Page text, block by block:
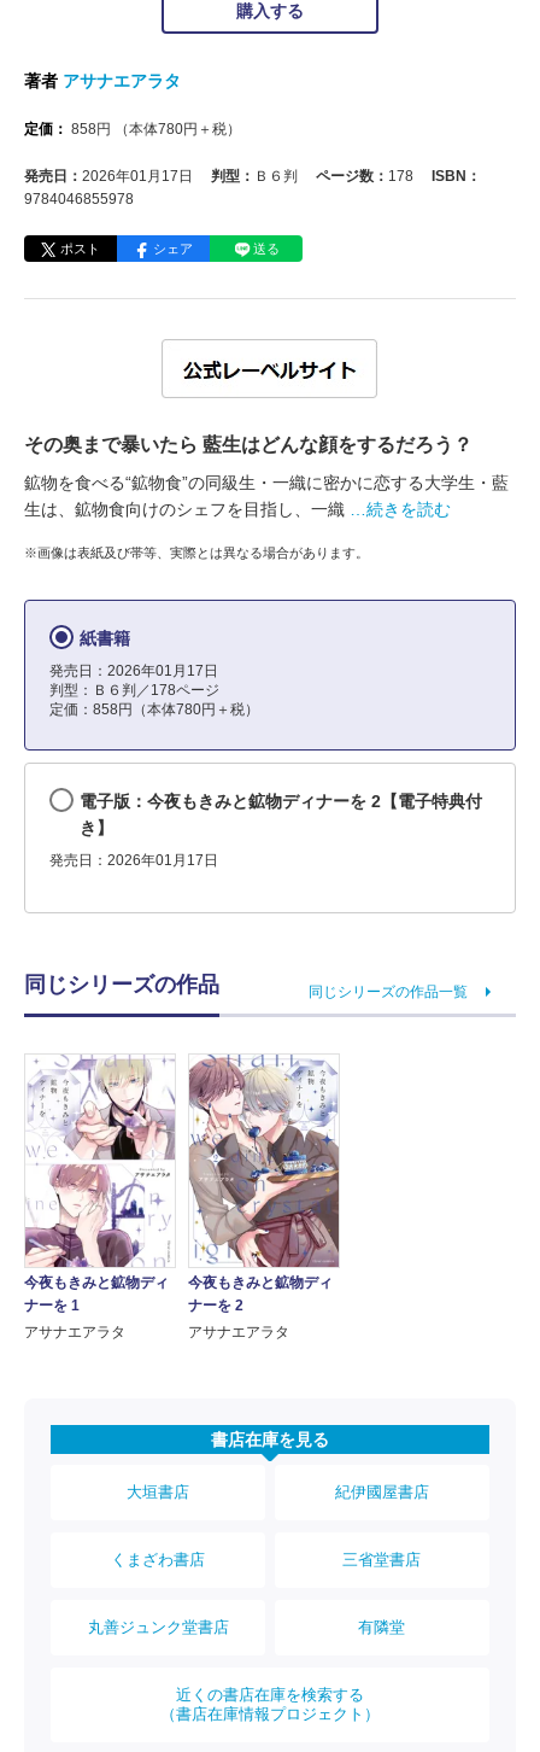
購入する
著者 アサナエアラタ
定価： 858円 （本体780円＋税）
発売日： 2026年01月17日 判型： Ｂ６判 ページ数： 178
ISBN：
9784046855978
ポスト シェア 送る
その奥まで暴いたら 藍生はどんな顔をするだろう？
鉱物を食べる“鉱物食”の同級生・一織に密かに恋する大学生・藍
生は、鉱物食向けのシェフを目指し、一織
…続きを読む
※画像は表紙及び帯等、実際とは異なる場合があります。
紙書籍
発売日：2026年01月17日
判型：Ｂ６判／178ページ
定価：858円（本体780円＋税）
電子版：今夜もきみと鉱物ディナーを 2【電子特典付
き】
発売日：2026年01月17日
同じシリーズの作品 同じシリーズの作品一覧
今夜もきみと鉱物ディ
ナーを 1
アサナエアラタ
今夜もきみと鉱物ディ
ナーを 2
アサナエアラタ
書店在庫を見る
大垣書店 紀伊國屋書店
くまざわ書店 三省堂書店
丸善ジュンク堂書店 有隣堂
近くの書店在庫を検索する
（書店在庫情報プロジェクト）